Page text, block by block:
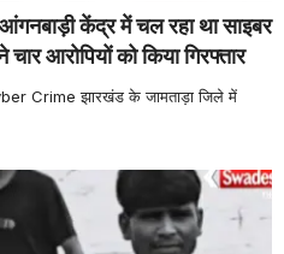
केंद्र में चल रहा था साइबर
आरोपियों को किया गिरफ्तार
Crime झारखंड के जामताड़ा जिले में